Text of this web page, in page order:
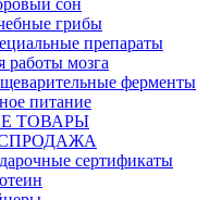
сон
грибы
препараты
работы мозга
ферменты
питание
ТОВАРЫ
сертификаты